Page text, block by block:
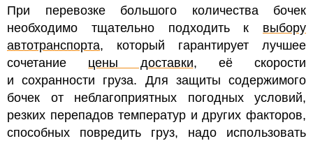
При перевозке большого количества бочек
необходимо тщательно подходить к выбору
автотранспорта, который гарантирует лучшее
сочетание цены доставки, её скорости
и сохранности груза. Для защиты содержимого
бочек от неблагоприятных погодных условий,
резких перепадов температур и других факторов,
способных повредить груз, надо использовать